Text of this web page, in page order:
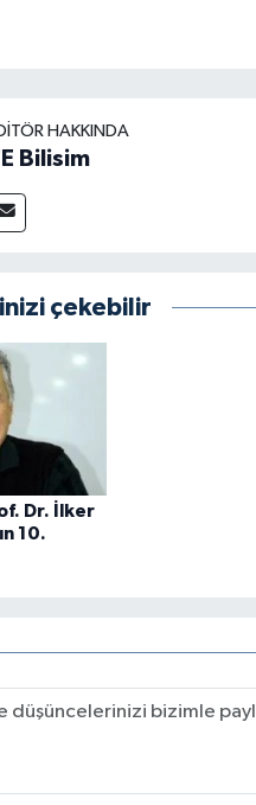
HAKKINDA
Bilisim
çekebilir
Dr. İlker
10.